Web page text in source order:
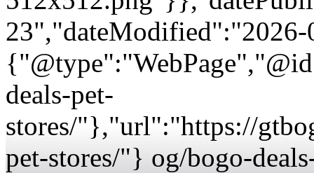
deals-pet-
stores/"},"url":"https://
pet-stores/"} og/bogo-